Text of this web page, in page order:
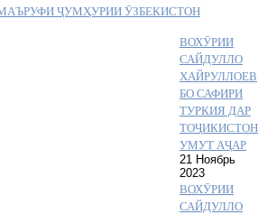
ҶУМҲУРИИ ӮЗБЕКИСТОН
ВОХӮРИИ
САЙДУЛЛО
ХАЙРУЛЛОЕВ
БО САФИРИ
ТУРКИЯ ДАР
ТОҶИКИСТОН
УМУТ АҶАР
21 Ноябрь
2023
ВОХӮРИИ
САЙДУЛЛО